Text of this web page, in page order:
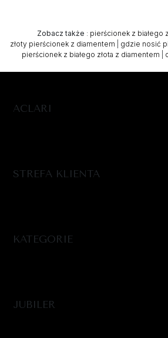
Zobacz także : pierścionek z białego
złoty pierścionek z diamentem
gdzie nosić
pierścionek z białego złota z diamentem
ACLARI
STREFA KLIENTA
KATEGORIE
JUBILER